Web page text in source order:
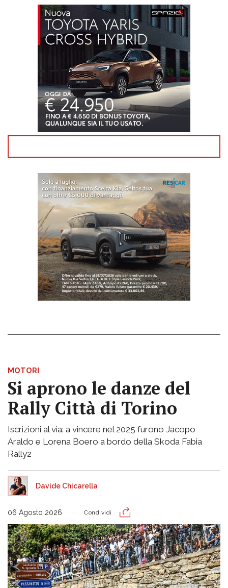
MOTORI
Si aprono le danze del
Rally Città di Torino
Iscrizioni al via: a vincere nel 2025 furono Jacopo
Araldo e Lorena Boero a bordo della Skoda Fabia
Rally2
Davide Chicarella
06 Agosto 2026 Condividi